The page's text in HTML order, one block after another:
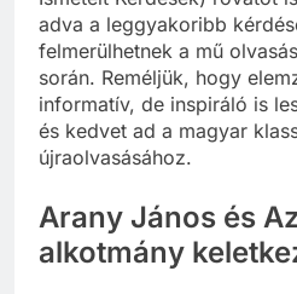
adva a leggyakoribb
felmerülhetnek a mű
során. Reméljük, hogy
informatív, de inspiráló is
és kedvet ad a magyar
újraolvasásához.
Arany János és
alkotmány